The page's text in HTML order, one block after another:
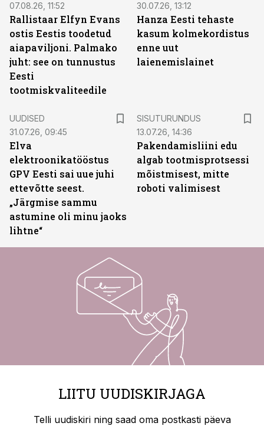
07.08.26, 11:52
Rallistaar Elfyn Evans
ostis Eestis toodetud
aiapaviljoni. Palmako
juht: see on tunnustus
Eesti
tootmiskvaliteedile
30.07.26, 13:12
Hanza Eesti tehaste
kasum kolmekordistus
enne uut
laienemislainet
UUDISED
31.07.26, 09:45
Elva
elektroonikatööstus
GPV Eesti sai uue juhi
ettevõtte seest.
„Järgmise sammu
astumine oli minu jaoks
lihtne“
SISUTURUNDUS
13.07.26, 14:36
Pakendamisliini edu
algab tootmisprotsessi
mõistmisest, mitte
roboti valimisest
LIITU UUDISKIRJAGA
Telli uudiskiri ning saad oma postkasti päeva